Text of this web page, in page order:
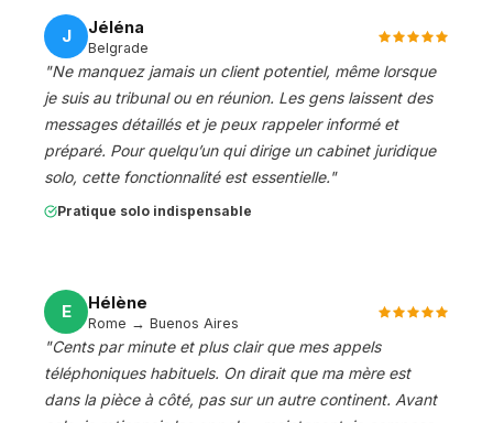
J Jéléna
Belgrade
"Ne manquez jamais un client potentiel, même lorsque
je suis au tribunal ou en réunion. Les gens laissent des
messages détaillés et je peux rappeler informé et
préparé. Pour quelqu’un qui dirige un cabinet juridique
solo, cette fonctionnalité est essentielle."
Pratique solo indispensable
E Hélène
Rome → Buenos Aires
"Cents par minute et plus clair que mes appels
téléphoniques habituels. On dirait que ma mère est
dans la pièce à côté, pas sur un autre continent. Avant